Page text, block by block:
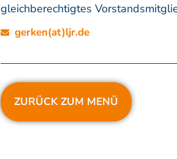
gleichberechtigtes
gerken(at)ljr.de
ZURÜCK ZUM MENÜ